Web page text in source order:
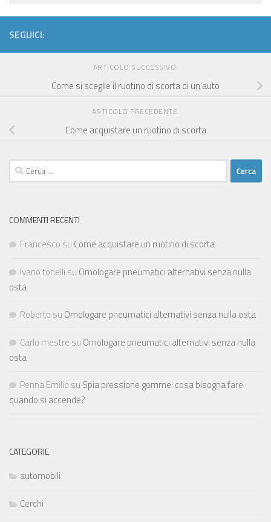
SEGUICI:
ARTICOLO SUCCESSIVO
Come si sceglie il ruotino di scorta di un’auto
ARTICOLO PRECEDENTE
Come acquistare un ruotino di scorta
Ricerca
per:
COMMENTI RECENTI
Francesco su Come acquistare un ruotino di scorta
Ivano tonelli su Omologare pneumatici alternativi senza nulla
osta
Roberto su Omologare pneumatici alternativi senza nulla osta
Carlo mestre su Omologare pneumatici alternativi senza nulla
osta
Penna Emilio su Spia pressione gomme: cosa bisogna fare
quando si accende?
CATEGORIE
automobili
Cerchi